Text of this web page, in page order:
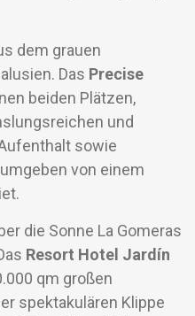
dem grauen
Das Precise
beiden Plätzen,
und
sowie
von einem
die Sonne La Gomeras
Resort Hotel Jardín
qm großen
spektakulären Klippe